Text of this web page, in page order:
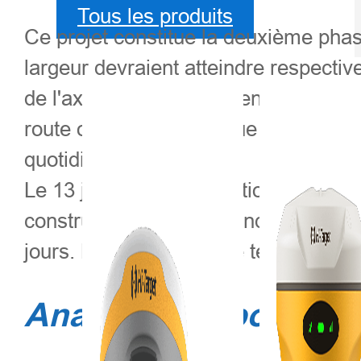
Tous les produits
Ce projet constitue la deuxième
largeur devraient atteindre
de l'axe de la route, s'étendra de
route offrira bien plus que de
quotidienne.
Le 13 juin 2022, la direction du
construction générés pendant les
jours. Le volume réel de terre et
Analyse des points